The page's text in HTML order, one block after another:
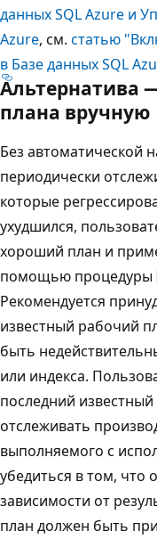
данных SQL Azure и
Azure, см. статью
в Базе данных SQL
Альтернатива
плана вручную
Без автоматической
периодически
которые
ухудшился,
хороший план и
помощью процедуры
Рекомендуется
известный рабочий
быть
или индекса.
последний
отслеживать
выполняемого с
убедиться в том,
зависимости от
план должен быть